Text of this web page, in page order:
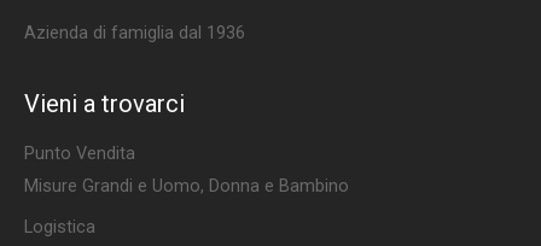
Azienda di famiglia dal 1936
Vieni a trovarci
Punto Vendita
Misure Grandi e Uomo, Donna e Bambino
Logistica